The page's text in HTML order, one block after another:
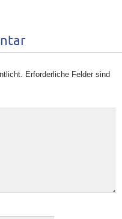
Erforderliche Felder sind